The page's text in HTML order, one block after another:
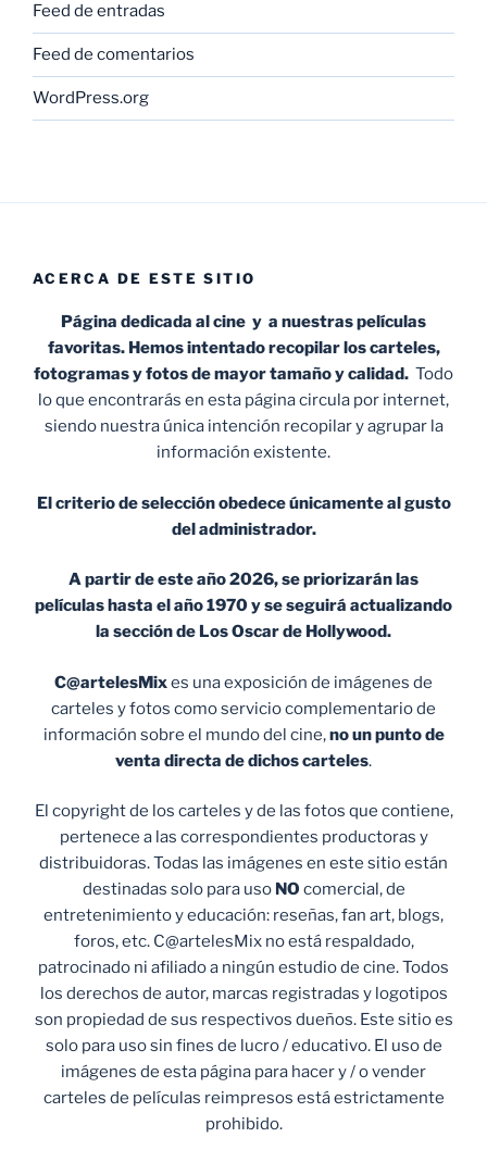
Feed de entradas
Feed de comentarios
WordPress.org
ACERCA DE ESTE SITIO
Página dedicada al cine y a nuestras películas
favoritas. Hemos intentado recopilar los carteles,
fotogramas y fotos de mayor tamaño y calidad. Todo
lo que encontrarás en esta página circula por internet,
siendo nuestra única intención recopilar y agrupar la
información existente.
El criterio de selección obedece únicamente al gusto
del administrador.
A partir de este año 2026, se priorizarán las
películas hasta el año 1970 y se seguirá actualizando
la sección de Los Oscar de Hollywood.
C@artelesMixes una exposición de imágenes de
carteles y fotos como servicio complementario de
información sobre el mundo del cine,no un punto de
venta directa de dichos carteles.
El copyright de los carteles y de las fotos que contiene,
pertenece a las correspondientes productoras y
distribuidoras. Todas las imágenes en este sitio están
destinadas solo para uso NO comercial, de
entretenimiento y educación: reseñas, fan art, blogs,
foros, etc. C@artelesMix no está respaldado,
patrocinado ni afiliado a ningún estudio de cine. Todos
los derechos de autor, marcas registradas y logotipos
son propiedad de sus respectivos dueños. Este sitio es
solo para uso sin fines de lucro / educativo. El uso de
imágenes de esta página para hacer y / o vender
carteles de películas reimpresos está estrictamente
prohibido.